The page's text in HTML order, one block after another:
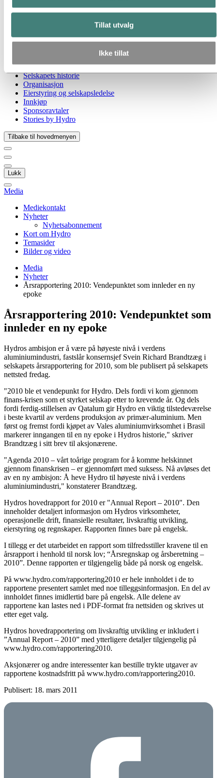
Tillat utvalg
Ikke tillat
Gå til:Om Hydro
Hydro 120 år
Industrier som betyr noe
Hydro-lokasjoner i Norge
Selskapets historie
Organisasjon
Eierstyring og selskapsledelse
Innkjøp
Sponsoravtaler
Stories by Hydro
Tilbake til hovedmenyen
Lukk
Media
Mediekontakt
Nyheter
Nyhetsabonnement
Kort om Hydro
Temasider
Bilder og video
Media
Nyheter
Årsrapportering 2010: Vendepunktet som innleder en ny
epoke
Årsrapportering 2010: Vendepunktet som
innleder en ny epoke
Hydros ambisjon er å være på høyeste nivå i verdens
aluminiumindustri, fastslår konsernsjef Svein Richard Brandtzæg i
selskapets årsrapportering for 2010, som ble publisert på selskapets
nettsted fredag.
"2010 ble et vendepunkt for Hydro. Dels fordi vi kom gjennom
finans-krisen som et styrket selskap etter to krevende år. Og dels
fordi ferdig-stillelsen av Qatalum gir Hydro en viktig tilstedeværelse
i beste kvartil av verdens produksjon av primær-aluminium. Men
først og fremst fordi kjøpet av Vales aluminiumvirksomhet i Brasil
markerer inngangen til en ny epoke i Hydros historie," skriver
Brandtzæg i sitt brev til aksjonærene.
"Agenda 2010 – vårt toårige program for å komme helskinnet
gjennom finanskrisen – er gjennomført med suksess. Nå avløses det
av en ny ambisjon: Å heve Hydro til høyeste nivå i verdens
aluminiumindustri," konstaterer Brandtzæg.
Hydros hovedrapport for 2010 er "Annual Report – 2010". Den
inneholder detaljert informasjon om Hydros virksomheter,
operasjonelle drift, finansielle resultater, livskraftig utvikling,
eierstyring og regnskaper. Rapporten finnes bare på engelsk.
I tillegg er det utarbeidet en rapport som tilfredsstiller kravene til en
årsrapport i henhold til norsk lov; “Årsregnskap og årsberetning –
2010”. Denne rapporten er tilgjengelig både på norsk og engelsk.
På www.hydro.com/rapportering2010 er hele innholdet i de to
rapportene presentert samlet med noe tilleggsinformasjon. En del av
innholdet finnes imidlertid bare på engelsk. Alle delene av
rapportene kan lastes ned i PDF-format fra nettsiden og skrives ut
etter eget valg.
Hydros hovedrapportering om livskraftig utvikling er inkludert i
”Annual Report – 2010” med ytterligere detaljer tilgjengelig på
www.hydro.com/rapportering2010.
Aksjonærer og andre interessenter kan bestille trykte utgaver av
rapportene kostnadsfritt på www.hydro.com/rapportering2010.
Publisert: 18. mars 2011